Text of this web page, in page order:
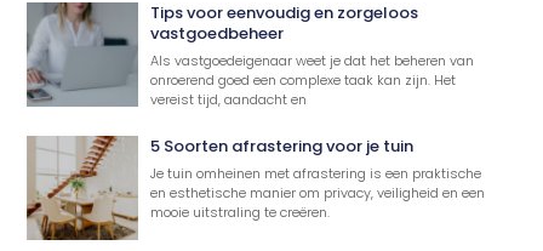
Tips voor eenvoudig en zorgeloos
vastgoedbeheer
Als vastgoedeigenaar weet je dat het beheren van
onroerend goed een complexe taak kan zijn. Het
vereist tijd, aandacht en
5 Soorten afrastering voor je tuin
Je tuin omheinen met afrastering is een praktische
en esthetische manier om privacy, veiligheid en een
mooie uitstraling te creëren.